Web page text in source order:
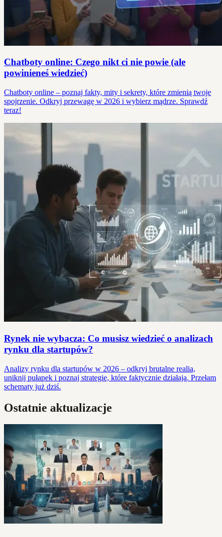
Chatboty online: Czego nikt ci nie powie (ale
powinieneś wiedzieć)
Chatboty online – poznaj fakty, mity i sekrety, które zmienią twoje
spojrzenie. Odkryj przewagę w 2026 i wybierz mądrze. Sprawdź
teraz!
Rynek nie wybacza: Co musisz wiedzieć o analizach
rynku dla startupów?
Analizy rynku dla startupów w 2026 – odkryj brutalne realia,
uniknij pułapek i poznaj strategie, które faktycznie działają. Przełam
schematy już dziś.
Ostatnie aktualizacje